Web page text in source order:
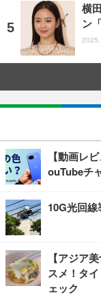
横
ン
【動画レ
ouTubeチ
10G光回
【アジア
スメ！タ
ェック